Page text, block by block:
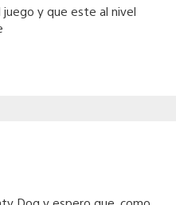
y que este al nivel